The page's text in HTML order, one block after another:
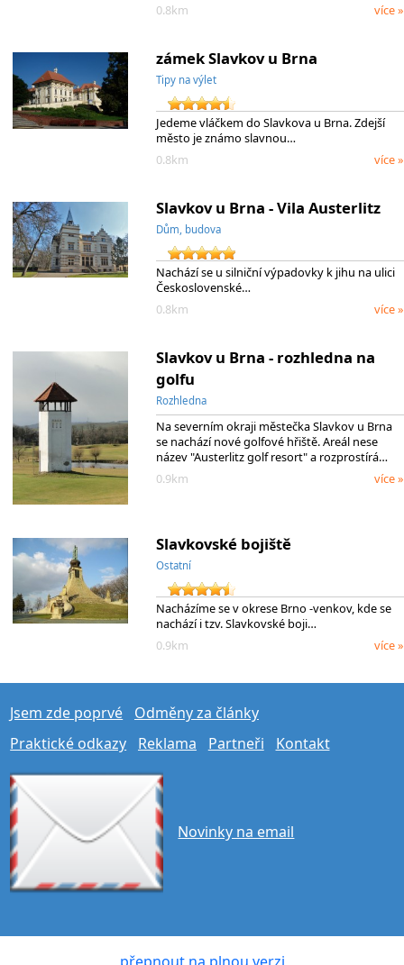
0.8km
více »
zámek Slavkov u Brna
Tipy na výlet
Jedeme vláčkem do Slavkova u Brna. Zdejší
město je známo slavnou…
0.8km
více »
Slavkov u Brna - Vila Austerlitz
Dům, budova
Nachází se u silniční výpadovky k jihu na ulici
Československé…
0.8km
více »
Slavkov u Brna - rozhledna na
golfu
Rozhledna
Na severním okraji městečka Slavkov u Brna
se nachází nové golfové hřiště. Areál nese
název "Austerlitz golf resort" a rozprostírá…
0.9km
více »
Slavkovské bojiště
Ostatní
Nacházíme se v okrese Brno -venkov, kde se
nachází i tzv. Slavkovské boji…
0.9km
více »
Jsem zde poprvé
Odměny za články
Praktické odkazy
Reklama Partneři Kontakt
Novinky na email